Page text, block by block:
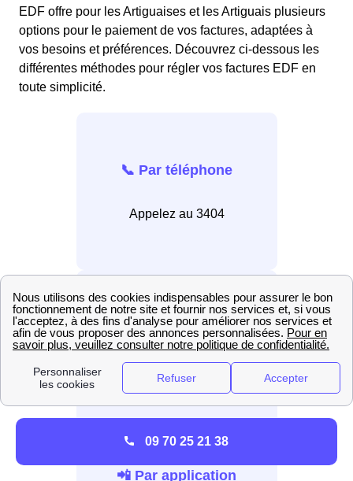
EDF offre pour les Artiguaises et les Artiguais plusieurs
options pour le paiement de vos factures, adaptées à
vos besoins et préférences. Découvrez ci-dessous les
différentes méthodes pour régler vos factures EDF en
toute simplicité.
📞 Par téléphone
Appelez au 3404
💻 En ligne
Connectez-vous au site
internet EDF.
📲 Par application
09 70 25 21 38